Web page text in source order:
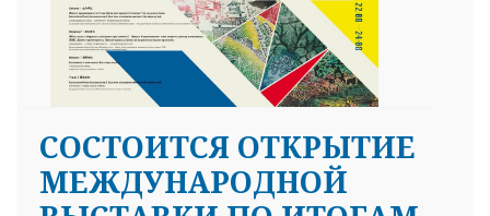
СОСТОИТСЯ ОТКРЫТИЕ
МЕЖДУНАРОДНОЙ